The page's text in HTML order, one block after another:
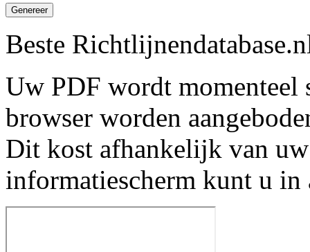
Genereer
Beste
Uw PDF wordt momenteel
browser worden
Dit kost afhankelijk van
informatiescherm kunt u